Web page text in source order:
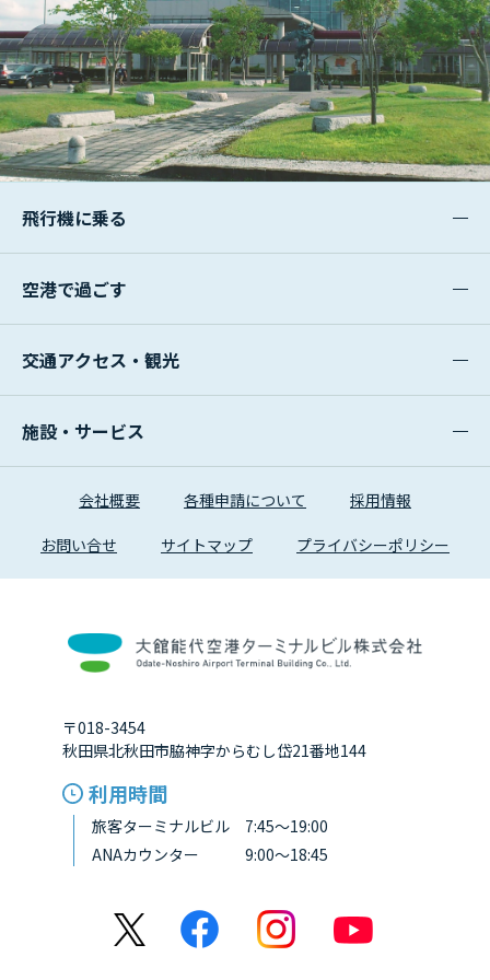
飛行機に乗る
空港で過ごす
交通アクセス・観光
施設・サービス
会社概要 各種申請について 採用情報
お問い合せ サイトマップ プライバシーポリシー
〒018-3454
秋田県北秋田市脇神字からむし岱21番地144
利用時間
旅客ターミナルビル 7:45～19:00
ANAカウンター 9:00～18:45